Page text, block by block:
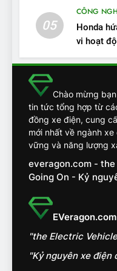
14
15
05
CÔNG
Honda
vi hoạt
Chào mừng
tin tức tổng hợp từ
đồng xe điện, cung
mới nhất về ngành
vững và năng lượng
everagon.com -
Going On - Kỷ
EVeragon.com
"the Electric
"Kỷ nguyên xe điện